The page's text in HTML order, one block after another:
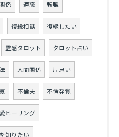
係 適職 転職
復縁相談 復縁したい
霊感タロット タロット占い
人間関係 片思い
不倫夫 不倫発覚
ヒーリング
知りたい